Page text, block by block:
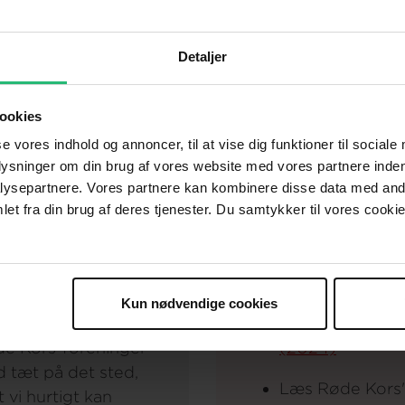
Detaljer
vores indhold og annoncer, til at vise dig funktioner til sociale
om din brug af vores website med vores partnere
Vores partnere kan kombinere disse data med
fra din brug af deres tjenester. Du samtykker til vores
Kun nødvendige cookies
og
ophav
nødt til at have et
supplere
for at
hjælp:Som
til at støtte
regeringen
så længe
Kors-
til de ramte:
Kors-foreninger
tæt på det sted,
vi hurtigt kan
Læs mere om
Kors har trådt
Læs mere om
Læs Røde
krisesituationer:
(2024)
Læs Røde Kors'